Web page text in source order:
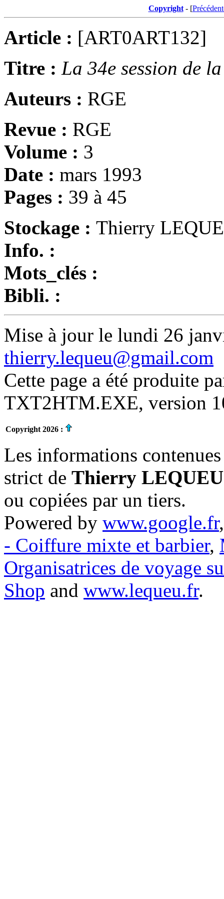
Copyright- [
Article : [ART0ART132]
Titre : La 34e session de
Auteurs : RGE
Revue : RGE
Volume : 3
Date : mars 1993
Pages : 39 à 45
Stockage : Thierry
Info. :
Mots_clés :
Bibli. :
Mise à jour le lundi 26
thierry.lequeu@gmail.com
Cette page a été produite
TXT2HTM.EXE, version
Copyright 2026 :
Les informations
strict de Thierry LEQUEU
ou copiées par un tiers.
Powered by www.google.fr
- Coiffure mixte et barbier,
Organisatrices de voyage
Shop and www.lequeu.fr.